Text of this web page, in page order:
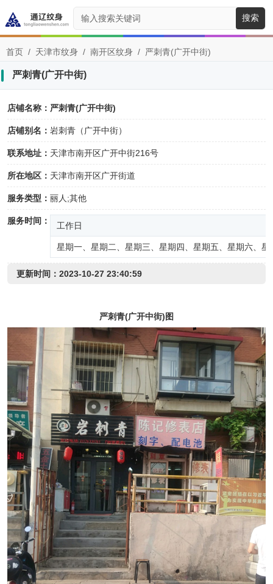
搜索
首页 / 天津市纹身 / 南开区纹身 / 严刺青(广开中街)
严刺青(广开中街)
店铺名称： 严刺青(广开中街)
店铺别名： 岩刺青（广开中街）
联系地址： 天津市南开区广开中街216号
所在地区： 天津市南开区广开街道
服务类型： 丽人;其他
服务时间： 工作日
星期一、星期二、星期三、星期四、星期五、星期六、星
更新时间：2023-10-27 23:40:59
严刺青(广开中街)图